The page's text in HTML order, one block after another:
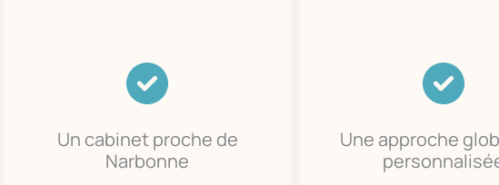
Un cabinet proche de
Narbonne
Une approche